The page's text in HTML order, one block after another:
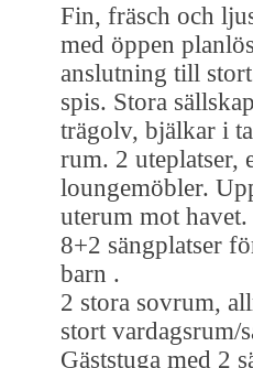
Fin, fräsch och
med öppen
anslutning till
spis. Stora
trägolv, bjälkar i
rum. 2 uteplatser,
loungemöbler.
uterum mot
8+2 sängplatser
barn .
2 stora sovrum,
stort vardagsrum/
Gäststuga med 2